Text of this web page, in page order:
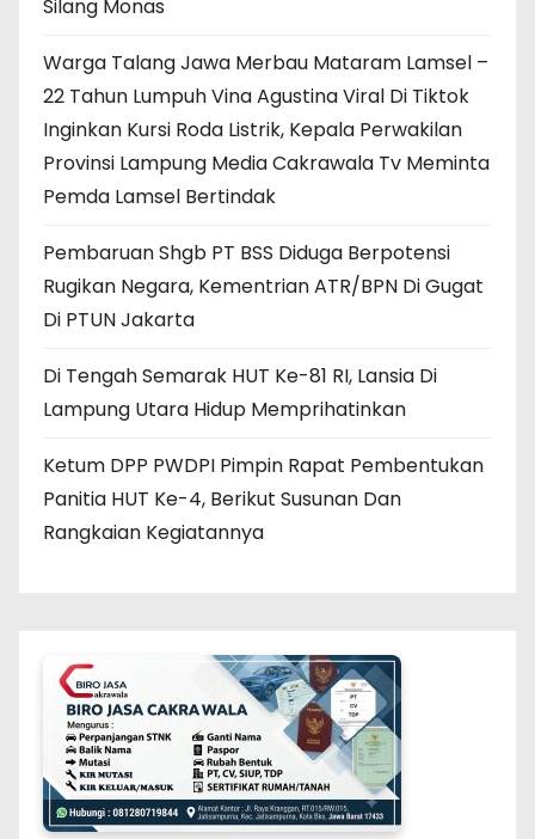
Silang Monas
Warga Talang Jawa Merbau Mataram Lamsel –
22 Tahun Lumpuh Vina Agustina Viral Di Tiktok
Inginkan Kursi Roda Listrik, Kepala Perwakilan
Provinsi Lampung Media Cakrawala Tv Meminta
Pemda Lamsel Bertindak
Pembaruan Shgb PT BSS Diduga Berpotensi
Rugikan Negara, Kementrian ATR/BPN Di Gugat
Di PTUN Jakarta
Di Tengah Semarak HUT Ke-81 RI, Lansia Di
Lampung Utara Hidup Memprihatinkan
Ketum DPP PWDPI Pimpin Rapat Pembentukan
Panitia HUT Ke-4, Berikut Susunan Dan
Rangkaian Kegiatannya